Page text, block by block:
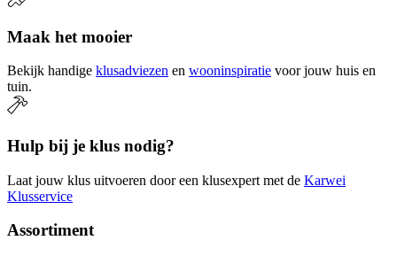
Maak het mooier
Bekijk handige klusadviezen en wooninspiratie voor jouw huis en
tuin.
Hulp bij je klus nodig?
Laat jouw klus uitvoeren door een klusexpert met de Karwei
Klusservice
Assortiment